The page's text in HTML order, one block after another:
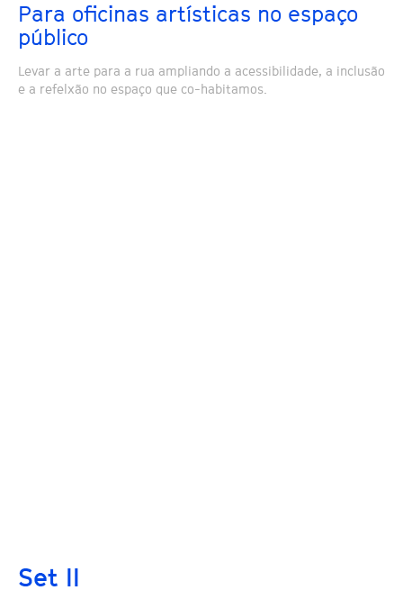
Para oficinas artísticas no espaço
público
Levar a arte para a rua ampliando a acessibilidade, a inclusão
e a refelxão no espaço que co-habitamos.
Set II